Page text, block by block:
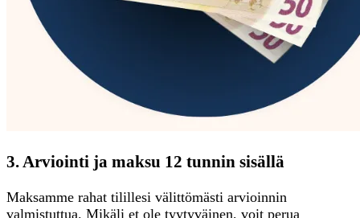
3. Arviointi ja maksu 12 tunnin sisällä
Maksamme rahat tilillesi välittömästi arvioinnin
valmistuttua. Mikäli et ole tyytyväinen, voit perua